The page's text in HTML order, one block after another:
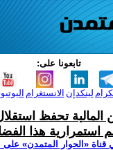
تابعونا على:
الانستغرام لينكدإن
المالية تحفظ
هذا
‫«الحوار المتمدن» على